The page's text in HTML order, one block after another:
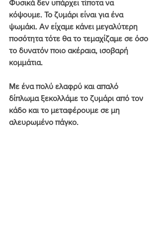
Φυσικά δεν υπάρχει τίποτα να
κόψουμε. Το ζυμάρι είναι για ένα
ψωμάκι. Αν είχαμε κάνει μεγαλύτερη
ποσότητα τότε θα το τεμαχίζαμε σε όσο
το δυνατόν ποιο ακέραια, ισοβαρή
κομμάτια.
Με ένα πολύ ελαφρύ και απαλό
δίπλωμα ξεκολλάμε το ζυμάρι από τον
κάδο και το μεταφέρουμε σε μη
αλευρωμένο πάγκο.